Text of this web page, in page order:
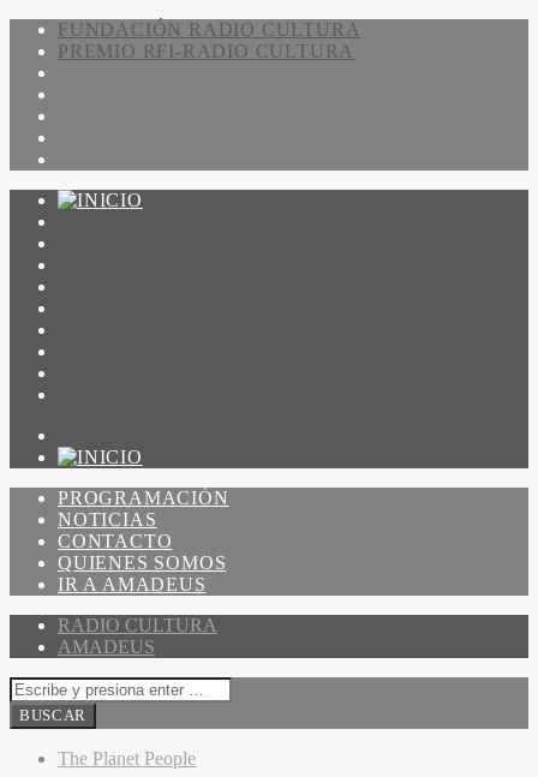
FUNDACIÓN RADIO CULTURA
PREMIO RFI-RADIO CULTURA
PROGRAMACIÓN
NOTICIAS
CONTACTO
QUIENES SOMOS
IR A AMADEUS
RADIO CULTURA
AMADEUS
The Planet People